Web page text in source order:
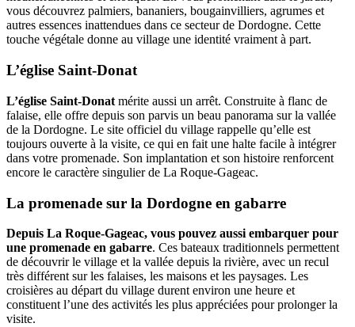
vous découvrez palmiers, bananiers, bougainvilliers, agrumes et
autres essences inattendues dans ce secteur de Dordogne. Cette
touche végétale donne au village une identité vraiment à part.
L’église Saint-Donat
L’église Saint-Donat mérite aussi un arrêt. Construite à flanc de
falaise, elle offre depuis son parvis un beau panorama sur la vallée
de la Dordogne. Le site officiel du village rappelle qu’elle est
toujours ouverte à la visite, ce qui en fait une halte facile à intégrer
dans votre promenade. Son implantation et son histoire renforcent
encore le caractère singulier de La Roque-Gageac.
La promenade sur la Dordogne en gabarre
Depuis La Roque-Gageac, vous pouvez aussi embarquer pour
une promenade en gabarre. Ces bateaux traditionnels permettent
de découvrir le village et la vallée depuis la rivière, avec un recul
très différent sur les falaises, les maisons et les paysages. Les
croisières au départ du village durent environ une heure et
constituent l’une des activités les plus appréciées pour prolonger la
visite.